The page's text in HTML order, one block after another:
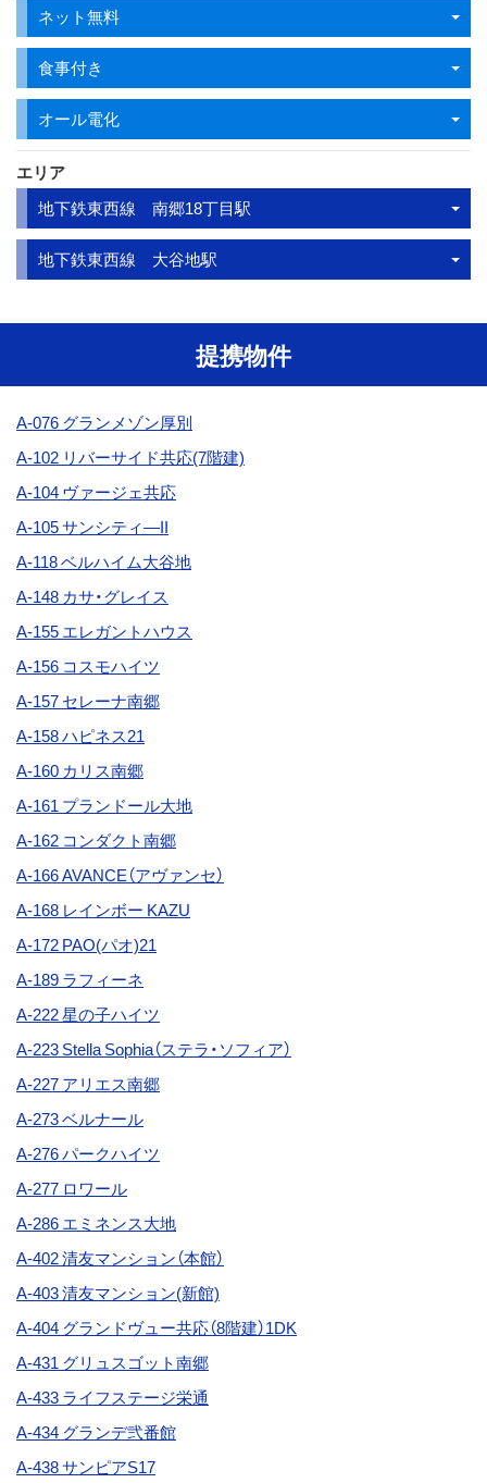
ネット無料
食事付き
オール電化
エリア
地下鉄東西線 南郷18丁目駅
地下鉄東西線 大谷地駅
提携物件
A-076 グランメゾン厚別
A-102 リバーサイド共応(7階建)
A-104ヴァージェ共応
A-105 サンシティ―II
A-118 ベルハイム大谷地
A-148 カサ・グレイス
A-155 エレガントハウス
A-156 コスモハイツ
A-157セレーナ南郷
A-158 ハピネス21
A-160 カリス南郷
A-161 プランドール大地
A-162 コンダクト南郷
A-166 AVANCE（アヴァンセ）
A-168 レインボー KAZU
A-172PAO(パオ)21
A-189 ラフィーネ
A-222星の子ハイツ
A-223 Stella Sophia（ステラ・ソフィア）
A-227 アリエス南郷
A-273ベルナール
A-276パークハイツ
A-277 ロワール
A-286 エミネンス大地
A-402 清友マンション（本館）
A-403清友マンション(新館)
A-404 グランドヴュー共応（8階建）1DK
A-431 グリュスゴット南郷
A-433 ライフステージ栄通
A-434 グランデ弐番館
A-438サンピアS17